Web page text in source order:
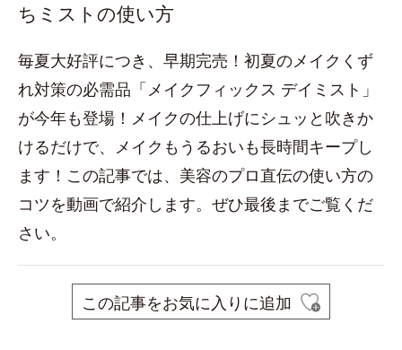
ちミストの使い方
毎夏大好評につき、早期完売！初夏のメイクくず
れ対策の必需品「メイクフィックス デイミスト」
が今年も登場！メイクの仕上げにシュッと吹きか
けるだけで、メイクもうるおいも長時間キープし
ます！この記事では、美容のプロ直伝の使い方の
コツを動画で紹介します。ぜひ最後までご覧くだ
さい。
この記事をお気に入りに追加